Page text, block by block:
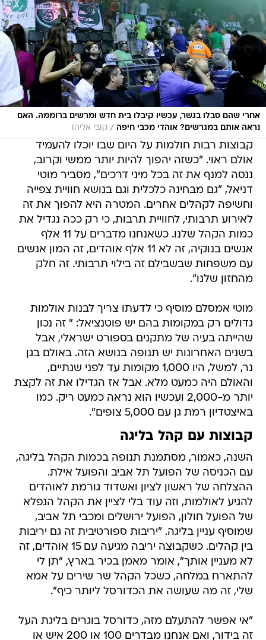
אחרי שהם סבלו בגשר, עכשיו קיבלו בית חדש ומרשים ברוממה. האם
נראה אותם במגרשים? אוהדי מכבי חיפה / קובי אליהו
קבוצות רבות חולמות על היום שבו יוכלו להעמיד
אולם ראוי. "כשזה יהפוך להיות יותר ממשי וקרוב,
ננסה למנף את זה בכל מיני דרכים", מסביר מוטי
דניאל, "גם מבחינה כלכלית וגם בנושא חוויית צפייה
וחשיפה לקהלים אחרים. המטרה היא להפוך את זה
לאירוע תרבותי, לחוויית תרבות, כי רק ככה נגדיל את
כמות הקהל שלנו. כשאנחנו מדברים על 11 אלף
אנשים בנוקיה, זה לא 11 אלף אוהדים, זה המון אנשים
עם משפחות שבשבילם זה בילוי תרבותי. זה חלק
מהחזון שלנו".
מוטי אמסלם מוסיף כי לדעתו צריך לבנות אולמות
גדולים רק במקומות בהם יש פוטנציאל: " זה נכון
שהייתה בעיה של מתקנים בספורט ישראלי, אבל
בשנים האחרונות יש תנופה בנושא הזה. באולם בגן
נר, למשל, היו 1,000 מקומות עד לפני שנתיים,
והאולם היה כמעט מלא. אבל אז הגדילו את זה לקצת
יותר מ-2,000 ועכשיו הוא נראה כמעט ריק. כמו
באיצטדיון רמת גן עם 5,000 צופים".
קבוצות עם קהל בליגה
השנה, כאמור, מסתמנת תנופה בכמות הקהל בליגה,
עם הכניסה של הפועל תל אביב והפועל אילת.
ההצלחה של ראשון לציון ואשדוד גורמת לאוהדים
להגיע לאולמות, וזה עוד בלי לציין את הקהל הנפלא
של הפועל חולון, הפועל ירושלים ומכבי תל אביב,
שמוסיף עניין בליגה. "יריבות ספורטיבית זה גם יריבות
בין קהלים. כשקבוצה יריבה מגיעה עם 15 אוהדים, זה
לא מעניין אותך", אומר מאמן בכיר בארץ, "תן לי
להתארח במלחה, כשכל הקהל שר שירים על אמא
שלי, זה מה שעושה את הכדורסל ליותר כיף".
"אי אפשר להתעלם מזה, כדורסל בוגרים בליגת העל
זה בידור, ואם אנחנו מבדרים 100 או 200 איש או